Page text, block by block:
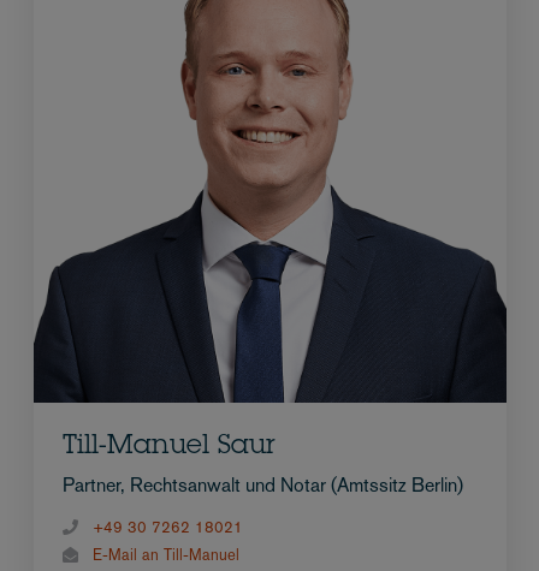
Till-Manuel Saur
Partner, Rechtsanwalt und Notar (Amtssitz Berlin)
+49 30 7262 18021
E-Mail an Till-Manuel